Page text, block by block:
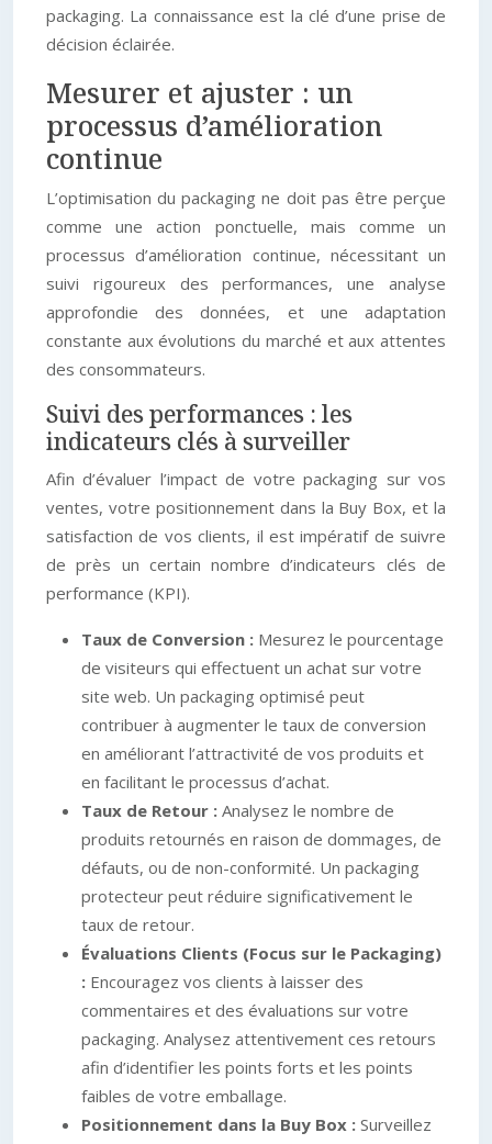
packaging. La connaissance est la clé d’une prise de
décision éclairée.
Mesurer et ajuster : un
processus d’amélioration
continue
L’optimisation du packaging ne doit pas être perçue
comme une action ponctuelle, mais comme un
processus d’amélioration continue, nécessitant un
suivi rigoureux des performances, une analyse
approfondie des données, et une adaptation
constante aux évolutions du marché et aux attentes
des consommateurs.
Suivi des performances : les
indicateurs clés à surveiller
Afin d’évaluer l’impact de votre packaging sur vos
ventes, votre positionnement dans la Buy Box, et la
satisfaction de vos clients, il est impératif de suivre
de près un certain nombre d’indicateurs clés de
performance (KPI).
Taux de Conversion : Mesurez le pourcentage
de visiteurs qui effectuent un achat sur votre
site web. Un packaging optimisé peut
contribuer à augmenter le taux de conversion
en améliorant l’attractivité de vos produits et
en facilitant le processus d’achat.
Taux de Retour : Analysez le nombre de
produits retournés en raison de dommages, de
défauts, ou de non-conformité. Un packaging
protecteur peut réduire significativement le
taux de retour.
Évaluations Clients (Focus sur le Packaging)
: Encouragez vos clients à laisser des
commentaires et des évaluations sur votre
packaging. Analysez attentivement ces retours
afin d’identifier les points forts et les points
faibles de votre emballage.
Positionnement dans la Buy Box : Surveillez